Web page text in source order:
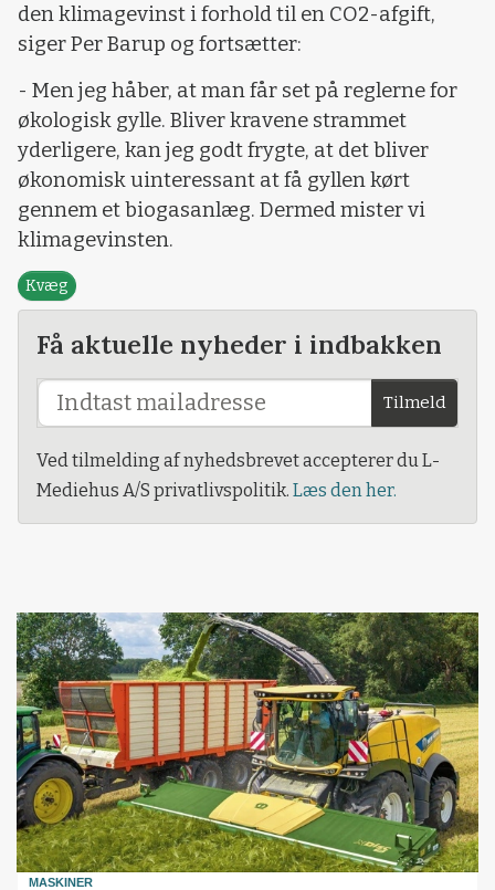
den klimagevinst i forhold til en CO2-afgift,
siger Per Barup og fortsætter:
- Men jeg håber, at man får set på reglerne for
økologisk gylle. Bliver kravene strammet
yderligere, kan jeg godt frygte, at det bliver
økonomisk uinteressant at få gyllen kørt
gennem et biogasanlæg. Dermed mister vi
klimagevinsten.
Kvæg
Få aktuelle nyheder i indbakken
Tilmeld
Ved tilmelding af nyhedsbrevet accepterer du L-
Mediehus A/S privatlivspolitik. Læs den her.
MASKINER